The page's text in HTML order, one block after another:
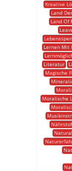
Kreative
Land
Land Of
Lernen Mit
Literatur
Magische
Moralische